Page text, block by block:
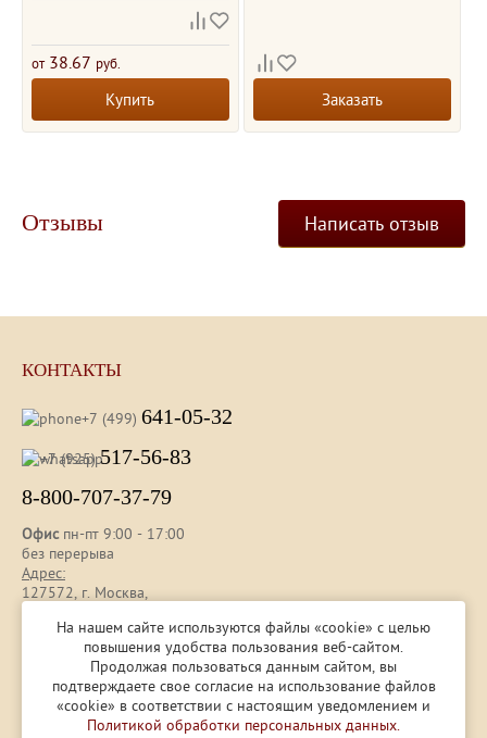
от38.67 руб.
Купить Заказать
Отзывы Написать отзыв
КОНТАКТЫ
+7 (499) 641-05-32
+7 (925)517-56-83
8-800-707-37-79
Офиспн-пт 9:00 - 17:00
без перерыва
Адрес:
127572, г. Москва,
Представленная на сайте информация носит ознакомительный
характер и не является публичной офертой, определяемой ст.
437 (2) ГК РФ.
На нашем сайте используются файлы «cookie» с целью
повышения удобства пользования веб-сайтом.
Продолжая пользоваться данным сайтом, вы
подтверждаете свое согласие на использование файлов
«cookie» в соответствии с настоящим уведомлением и
Политикой обработки персональных данных.